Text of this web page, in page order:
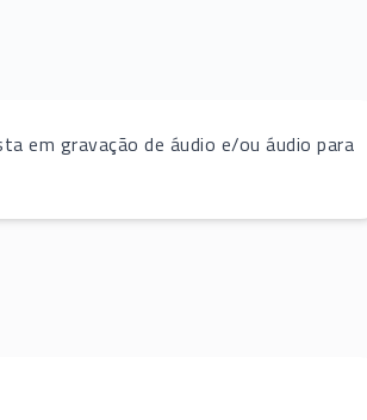
em gravação de áudio e/ou áudio para